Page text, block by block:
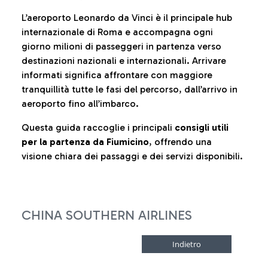
L’aeroporto Leonardo da Vinci è il principale hub
internazionale di Roma e accompagna ogni
giorno milioni di passeggeri in partenza verso
destinazioni nazionali e internazionali. Arrivare
informati significa affrontare con maggiore
tranquillità tutte le fasi del percorso, dall’arrivo in
aeroporto fino all’imbarco.
Questa guida raccoglie i principali consigli utili
per la partenza da Fiumicino, offrendo una
visione chiara dei passaggi e dei servizi disponibili.
CHINA SOUTHERN AIRLINES